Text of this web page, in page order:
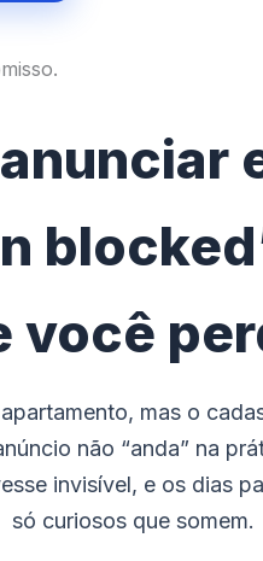
você
mas o
não “anda” na
invisível, e os dias
só curiosos que somem.